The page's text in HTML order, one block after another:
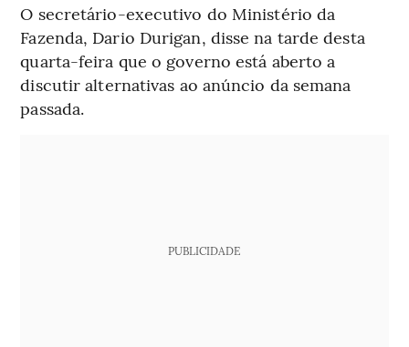
O secretário-executivo do Ministério da
Fazenda, Dario Durigan, disse na tarde desta
quarta-feira que o governo está aberto a
discutir alternativas ao anúncio da semana
passada.
PUBLICIDADE